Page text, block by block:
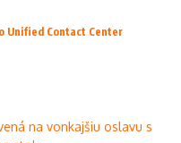
Unified Contact Center